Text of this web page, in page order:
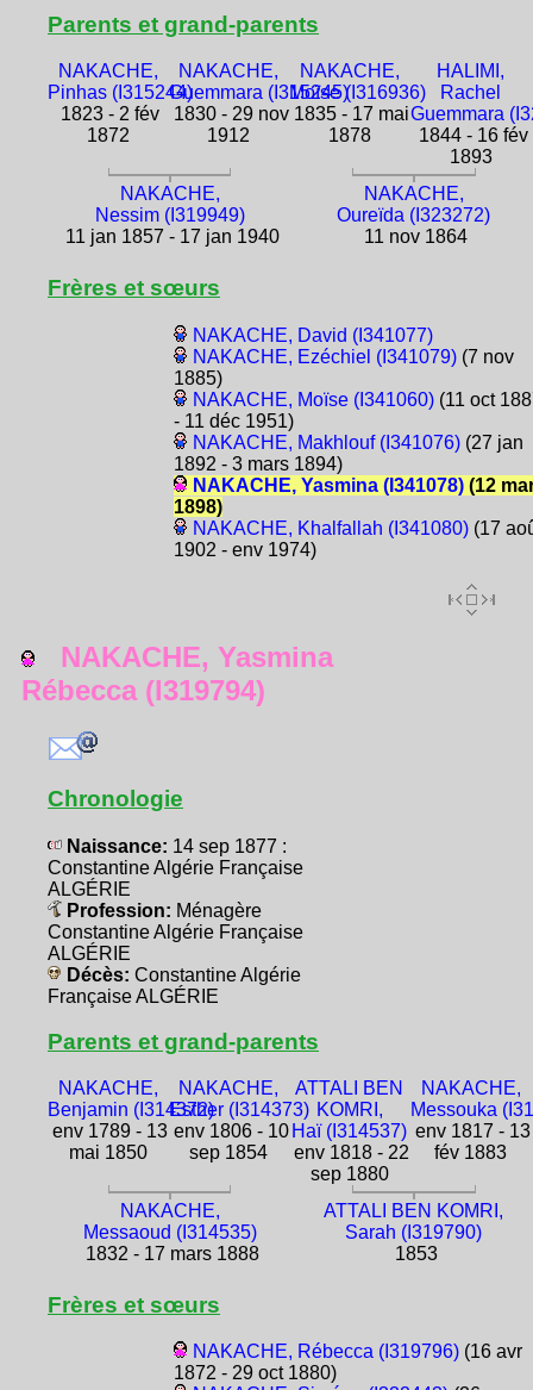
Parents et grand-parents
NAKACHE,
Pinhas (I315244)
1823 - 2 fév
1872
NAKACHE,
Guemmara (I315245)
1830 - 29 nov
1912
NAKACHE,
Moïse (I316936)
1835 - 17 mai
1878
HALIMI,
Rachel
Guemmara
1844 - 16 fév
1893
NAKACHE,
Nessim (I319949)
11 jan 1857 - 17 jan 1940
NAKACHE,
Oureïda (I323272)
11 nov 1864
Frères et sœurs
NAKACHE, David (I341077)
NAKACHE, Ezéchiel (I341079)(7 nov
1885)
NAKACHE, Moïse (I341060)(11 oct
- 11 déc 1951)
NAKACHE, Makhlouf (I341076)(27 jan
1892 - 3 mars 1894)
NAKACHE, Yasmina (I341078)(12
1898)
NAKACHE, Khalfallah (I341080)(17
1902 - env 1974)
NAKACHE, Yasmina
Rébecca (I319794)
Chronologie
Naissance: 14 sep 1877 :
Constantine Algérie Française
ALGÉRIE
Profession: Ménagère
Constantine Algérie Française
ALGÉRIE
Décès: Constantine Algérie
Française ALGÉRIE
Parents et grand-parents
NAKACHE,
Benjamin (I314372)
env 1789 - 13
mai 1850
NAKACHE,
Esther (I314373)
env 1806 - 10
sep 1854
ATTALI BEN
KOMRI,
Haï (I314537)
env 1818 - 22
sep 1880
NAKACHE,
Messouka
env 1817 - 13
fév 1883
NAKACHE,
Messaoud (I314535)
1832 - 17 mars 1888
ATTALI BEN KOMRI,
Sarah (I319790)
1853
Frères et sœurs
NAKACHE, Rébecca (I319796)(16 avr
1872 - 29 oct 1880)